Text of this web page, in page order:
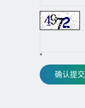
*
确认提交